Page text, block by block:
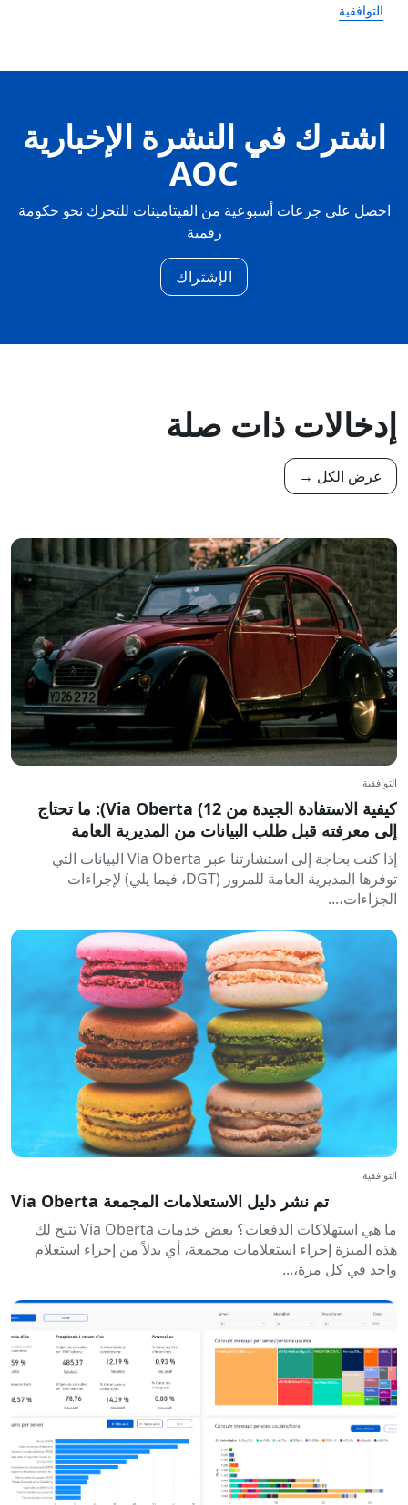
التوافقية
اشترك في النشرة الإخبارية
AOC
احصل على جرعات أسبوعية من الفيتامينات للتحرك نحو حكومة
رقمية
الإشتراك
إدخالات ذات صلة
عرض الكل →
التوافقية
كيفية الاستفادة الجيدة من Via Oberta (12): ما تحتاج
إلى معرفته قبل طلب البيانات من المديرية العامة
للضرائب لإجراءات الجزاءات
إذا كنت بحاجة إلى استشارتنا عبر Via Oberta البيانات التي
توفرها المديرية العامة للمرور (DGT، فيما يلي) لإجراءات
الجزاءات،...
التوافقية
تم نشر دليل الاستعلامات المجمعة Via Oberta
ما هي استهلاكات الدفعات؟ بعض خدمات Via Oberta تتيح لك
هذه الميزة إجراء استعلامات مجمعة، أي بدلاً من إجراء استعلام
واحد في كل مرة،...